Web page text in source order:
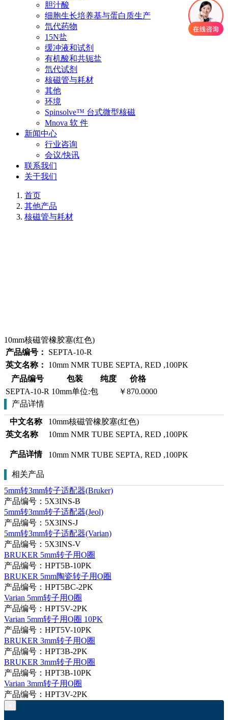
胆汁酸
细胞生长培养基与蛋白质生产
氘代药物
15N盐
缓冲液和试剂
有机酸和共轭盐
氘代试剂
核磁管与耗材
其他
环境
Spinsolve™ 台式微型核磁
Mnova 软 件
新闻中心
行业咨询
会议/快讯
联系我们
关于我们
首页
其他产品
核磁管与耗材
10mm核磁管橡胶塞(红色)
产品编号：
SEPTA-10-R
英文名称：
10mm NMR TUBE SEPTA, RED ,100PK
产品编号
包装 纯度
价格
SEPTA-10-R 10mm单位:包
￥870.0000
产品详情
中文名称
10mm核磁管橡胶塞(红色)
英文名称
10mm NMR TUBE SEPTA, RED ,100PK
产品详情 10mm NMR TUBE SEPTA, RED ,100PK
相关产品
5mm转3mm转子适配器(Bruker)
产品编号：5X3INS-B
5mm转3mm转子适配器(Jeol)
产品编号：5X3INS-J
5mm转3mm转子适配器(Varian)
产品编号：5X3INS-V
BRUKER 5mm转子用O圈
产品编号：HPT5B-10PK
BRUKER 5mm陶瓷转子用O圈
产品编号：HPT5BC-2PK
Varian 5mm转子用O圈
产品编号：HPT5V-2PK
Varian 5mm转子用O圈 10PK
产品编号：HPT5V-10PK
BRUKER 3mm转子用O圈
产品编号：HPT3B-2PK
BRUKER 3mm转子用O圈
产品编号：HPT3B-10PK
Varian 3mm转子用O圈
产品编号：HPT3V-2PK